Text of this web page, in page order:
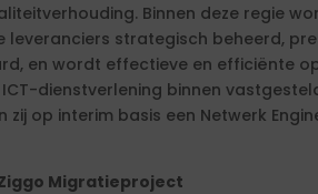
Binnen deze regie
leveranciers strategisch beheerd,
en wordt effectieve en efficiënte
dienstverlening binnen
op interim basis een Netwerk
Migratieproject